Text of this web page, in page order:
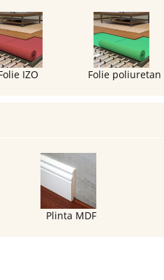
IZO Folie poliuretan
Plinta MDF